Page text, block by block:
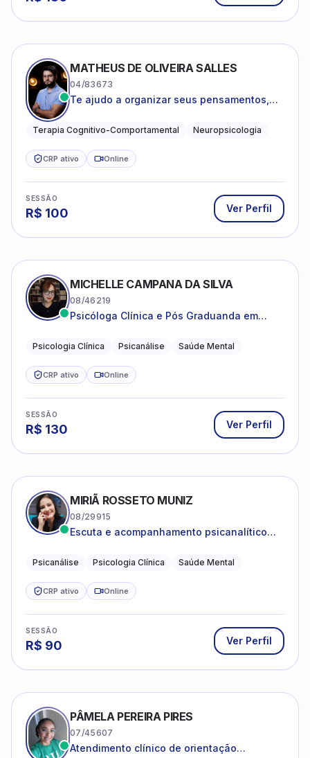
MATHEUS DE OLIVEIRA SALLES
04/83673
Te ajudo a organizar seus pensamentos,
clareza e sentido, com uma terapia
Terapia Cognitivo-Comportamental Neuropsicologia
CRP ativo Online
SESSÃO
R$ 100 Ver Perfil
MICHELLE CAMPANA DA SILVA
08/46219
Psicóloga Clínica e Pós Graduanda em
Psicologia Clínica Psicanálise Saúde Mental
CRP ativo Online
SESSÃO
R$ 130 Ver Perfil
MIRIÃ ROSSETO MUNIZ
08/29915
Escuta e acompanhamento psicanalítico
Psicanálise Psicologia Clínica Saúde Mental
CRP ativo Online
SESSÃO
R$ 90 Ver Perfil
PÂMELA PEREIRA PIRES
07/45607
Atendimento clínico de orientação